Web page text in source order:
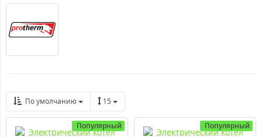
По умолчанию 15
Популярный Популярный